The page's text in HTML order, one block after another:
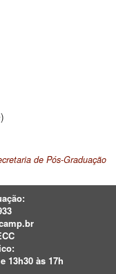
de Pós-Graduação
13h30 às 17h